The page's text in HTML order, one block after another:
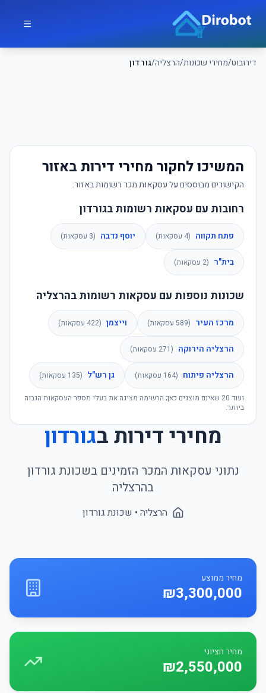
דירובוט/מחירי שכונות/הרצליה/גורדון
דירובוט
המשיכו לחקור מחירי דירות באזור
הקישורים מבוססים על עסקאות מכר רשומות באזור.
רחובות עם עסקאות רשומות בגורדון
פתח תקווה (
4 עסקאות) יוסף נדבה (
3 עסקאות)
בית"ר (
2 עסקאות)
שכונות נוספות עם עסקאות רשומות בהרצליה
מרכז העיר (
589 עסקאות) וייצמן (
422 עסקאות)
הרצליה הירוקה (
271 עסקאות)
הרצליה פיתוח (
164 עסקאות) גן רש"ל (
135 עסקאות)
ועוד 20 שאינם מוצגים כאן; הרשימה מציגה את בעלי מספר העסקאות הגבוה
ביותר.
מחירי דירות בגורדון
נתוני עסקאות המכר הזמינים בשכונת גורדון
בהרצליה
הרצליה • שכונת גורדון
מחיר ממוצע
₪3,300,000
מחיר חציוני
₪2,550,000